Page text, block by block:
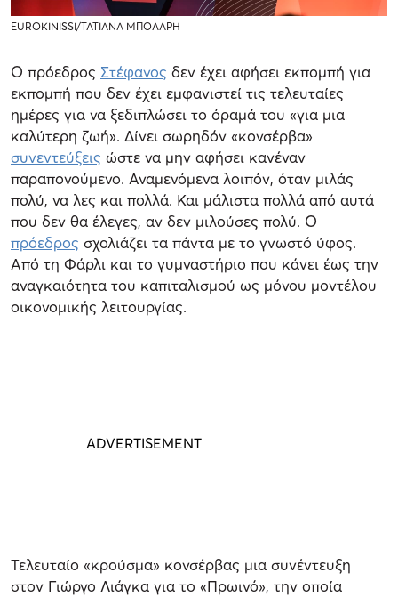
EUROKINISSI/ΤΑΤΙΑΝΑ ΜΠΟΛΑΡΗ
Ο πρόεδρος Στέφανος δεν έχει αφήσει εκπομπή για
εκπομπή που δεν έχει εμφανιστεί τις τελευταίες
ημέρες για να ξεδιπλώσει το όραμά του «για μια
καλύτερη ζωή». Δίνει σωρηδόν «κονσέρβα»
συνεντεύξεις ώστε να μην αφήσει κανέναν
παραπονούμενο. Αναμενόμενα λοιπόν, όταν μιλάς
πολύ, να λες και πολλά. Και μάλιστα πολλά από αυτά
που δεν θα έλεγες, αν δεν μιλούσες πολύ. Ο
πρόεδρος σχολιάζει τα πάντα με το γνωστό ύφος.
Από τη Φάρλι και το γυμναστήριο που κάνει έως την
αναγκαιότητα του καπιταλισμού ως μόνου μοντέλου
οικονομικής λειτουργίας.
Τελευταίο «κρούσμα» κονσέρβας μια συνέντευξη
στον Γιώργο Λιάγκα για το «Πρωινό», την οποία